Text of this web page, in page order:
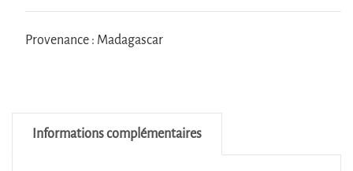
Provenance : Madagascar
Informations complémentaires